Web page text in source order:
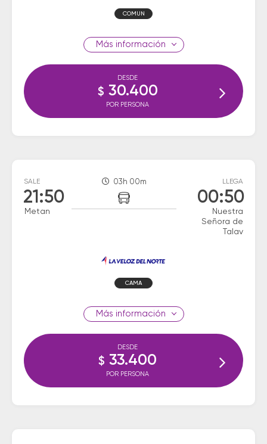
COMUN
información
DESDE
$ 30.400
POR PERSONA
SALE
21:50
Metan
03h 00m LLEGA
00:50
Nuestra
Señora de
Talav
CAMA
información
DESDE
$ 33.400
POR PERSONA